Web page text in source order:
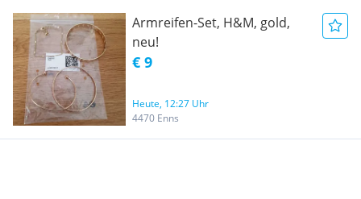
Armreifen-Set, H&M, gold,
neu!
€ 9
Heute, 12:27 Uhr
4470 Enns